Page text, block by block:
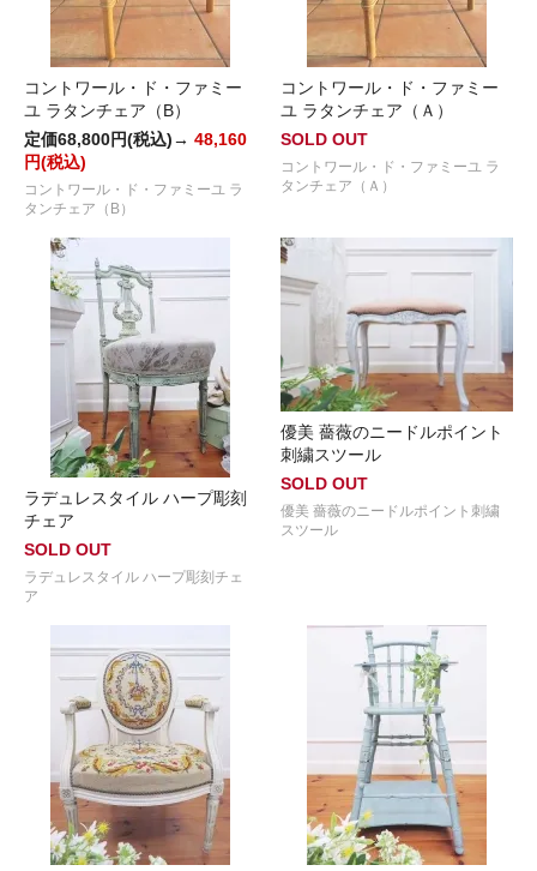
コントワール・ド・ファミー
ユ ラタンチェア（B）
定価68,800円(税込)→ 48,160
円(税込)
コントワール・ド・ファミーユ ラ
タンチェア（B）
コントワール・ド・ファミー
ユ ラタンチェア（Ａ）
SOLD OUT
コントワール・ド・ファミーユ ラ
タンチェア（Ａ）
ラデュレスタイル ハープ彫刻
チェア
SOLD OUT
ラデュレスタイル ハープ彫刻チェ
ア
優美 薔薇のニードルポイント
刺繍スツール
SOLD OUT
優美 薔薇のニードルポイント刺繍
スツール